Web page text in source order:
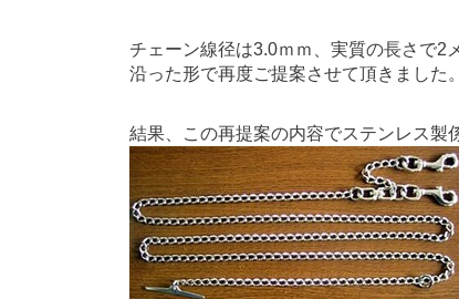
チェーン線径は3.0ｍｍ、実質の長さで2
沿った形で再度ご提案させて頂きました。
結果、この再提案の内容でステンレス製